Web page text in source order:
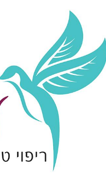
לעולמם הקסום של
שונים,